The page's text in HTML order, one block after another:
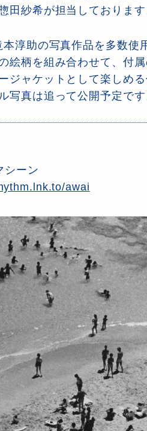
田紗希が担当しておりま
淳助の写真作品を多数使
絵柄を組み合わせて、付
ジャケットとして楽しめ
写真は追って公開予定で
シーン
awai